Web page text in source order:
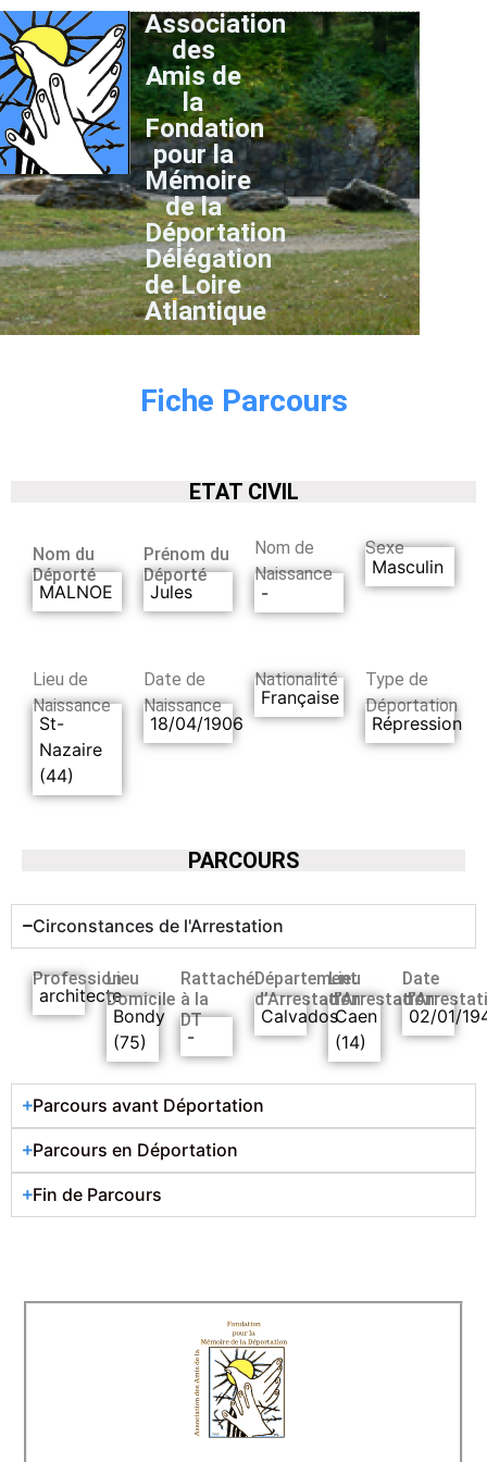
Association
des
Amis de
la
Fondation
pour la
Mémoire
de la
Déportation
Délégation
de Loire
Atlantique
Fiche Parcours
ETAT CIVIL
Nom du
Déporté
MALNOE
Prénom du
Déporté
Jules
Nom de
Naissance
-
Sexe
Masculin
Lieu de
Naissance
St-
Nazaire
(44)
Date de
Naissance
18/04/1906
Nationalité
Française
Type de
Déportation
Répression
PARCOURS
Circonstances de l'Arrestation
Profession
architecte
Lieu
Domicile
Bondy
(75)
Rattaché
à la
DT
-
Département
d’Arrestation
Calvados
Lieu
d’Arrestation
Caen
(14)
Date
02/01/
Parcours avant Déportation
Parcours en Déportation
Fin de Parcours